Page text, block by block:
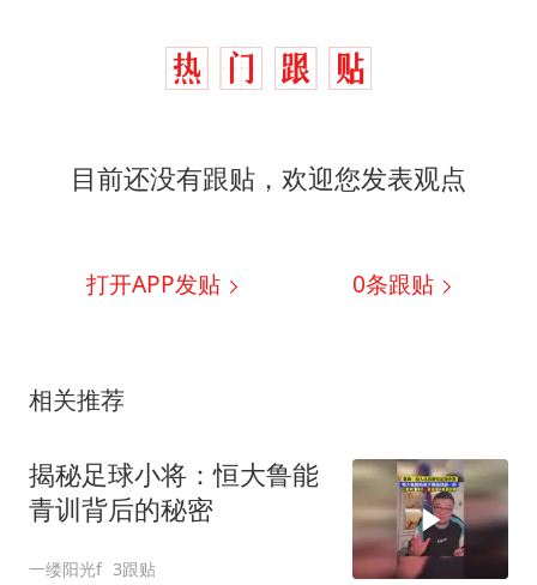
目前还没有跟贴，欢迎您发表观点
打开APP发贴 0条跟贴
相关推荐
揭秘足球小将：恒大鲁能
青训背后的秘密
一缕阳光f 3跟贴